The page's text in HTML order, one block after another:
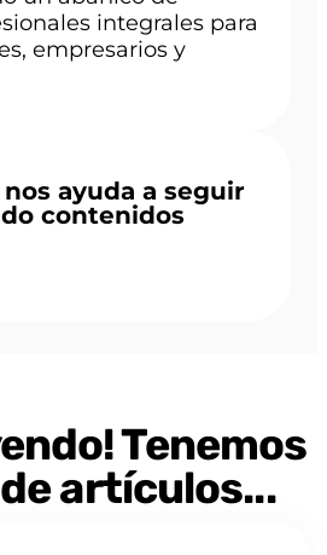
integrales para
empresarios y
ayuda a seguir
contenidos
Tenemos
artículos...